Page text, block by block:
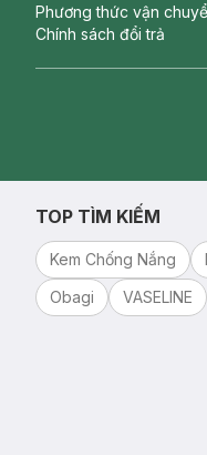
Phương thức vận
Chính sách đổi trả
TOP TÌM KIẾM
Kem Chống Nắng
Obagi
VASELINE